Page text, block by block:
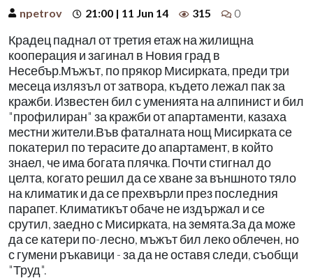
npetrov 21:00 | 11 Jun 14 315 0
Крадец паднал от третия етаж на жилищна
кооперация и загинал в Новия град в
Несебър.Мъжът, по прякор Мисирката, преди три
месеца излязъл от затвора, където лежал пак за
кражби. Известен бил с уменията на алпинист и бил
"профилиран" за кражби от апартаменти, казаха
местни жители.Във фаталната нощ Мисирката се
покатерил по терасите до апартамент, в който
знаел, че има богата плячка. Почти стигнал до
целта, когато решил да се хване за външното тяло
на климатик и да се прехвърли през последния
парапет. Климатикът обаче не издържал и се
срутил, заедно с Мисирката, на земята.За да може
да се катери по-лесно, мъжът бил леко облечен, но
с гумени ръкавици - за да не оставя следи, съобщи
"Труд".